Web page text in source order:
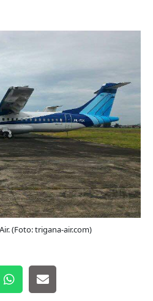
(Foto: trigana-air.com)